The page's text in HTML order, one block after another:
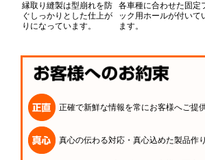
縁取り縫製は型崩れを防
ぐしっかりとした仕上が
りになっています。
各車種に合わせた固定
ック用ホールが付いて
ます。
正確で新鮮な情報を常にお客様へご提
真心の伝わる対応・真心込めた製品作